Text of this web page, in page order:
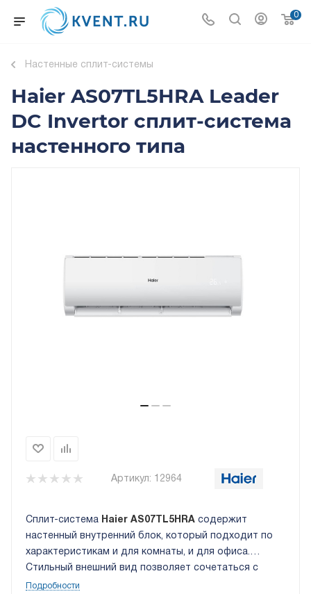
0
Настенные сплит-системы
Haier AS07TL5HRA Leader
DC Invertor сплит-система
настенного типа
Артикул: 12964
Сплит-система Haier AS07TL5HRA содержит
настенный внутренний блок, который подходит по
характеристикам и для комнаты, и для офиса.
Стильный внешний вид позволяет сочетаться с
интерьером помещения. Эффективный фильтр
Подробности